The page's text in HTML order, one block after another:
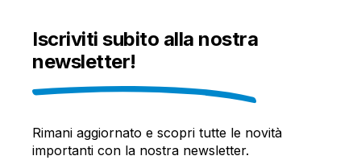
Iscriviti subito alla nostra
newsletter!
Rimani aggiornato e scopri tutte le novità
importanti con la nostra newsletter.